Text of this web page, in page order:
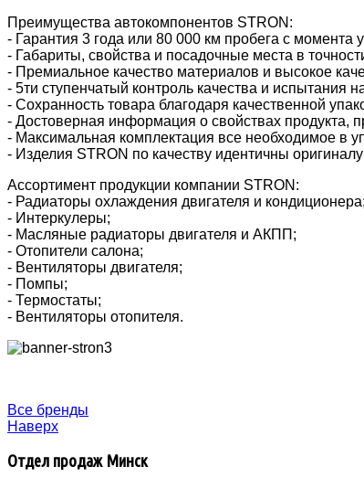
Преимущества автокомпонентов STRON:
- Гарантия 3 года или 80 000 км пробега с момента
- Габариты, свойства и посадочные места в
- Премиальное качество материалов и высокое
- 5ти ступенчатый контроль качества и испытания
- Сохранность товара благодаря качественной
- Достоверная информация о свойствах продукта,
- Максимальная комплектация все необходимое в
- Изделия STRON по качеству идентичны
Ассортимент продукции компании STRON:
- Радиаторы охлаждения двигателя и кондиционера;
- Интеркулеры;
- Масляные радиаторы двигателя и АКПП;
- Отопители салона;
- Вентиляторы двигателя;
- Помпы;
- Термостаты;
- Вентиляторы отопителя.
Все бренды
Наверх
Отдел продаж Минск